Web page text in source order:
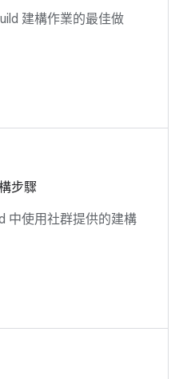
建構作業的最佳做
步驟
中使用社群提供的建構